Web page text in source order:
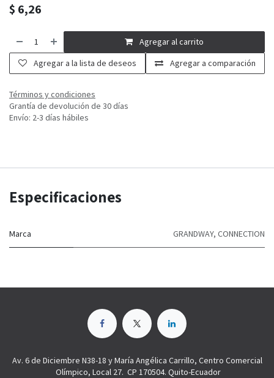
$ 6,26
Agregar al carrito
Agregar a comparación
Agregar a la lista de deseos
Términos y condiciones
Grantía de devolución de 30 días
Envío: 2-3 días hábiles
Especificaciones
Marca GRANDWAY, CONNECTION
Av. 6 de Diciembre N38-18 y María Angélica Carrillo, Centro Comercial
Olímpico, Local 27. CP 170504. Quito-Ecuador